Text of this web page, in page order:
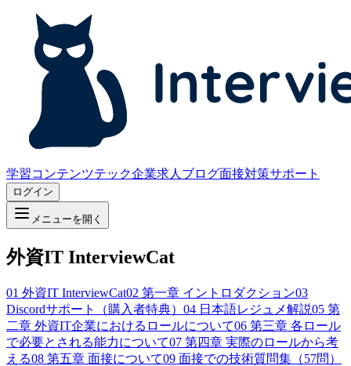
学習コンテンツテック企業求人 ブログ面接対策サポート
ログイン
メニューを開く
外資IT InterviewCat
01 外資IT InterviewCat02 第一章 イントロダクション03
Discordサポート（購入者特典） 04 日本語レジュメ解説05 第
二章 外資IT企業におけるロールについて06 第三章 各ロール
で必要とされる能力について07 第四章 実際のロールから考
える08 第五章 面接について09 面接での技術質問集（57問）